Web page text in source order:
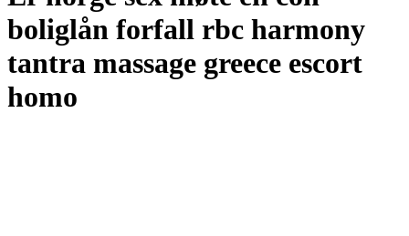
boliglån forfall rbc harmony
tantra massage greece escort
homo